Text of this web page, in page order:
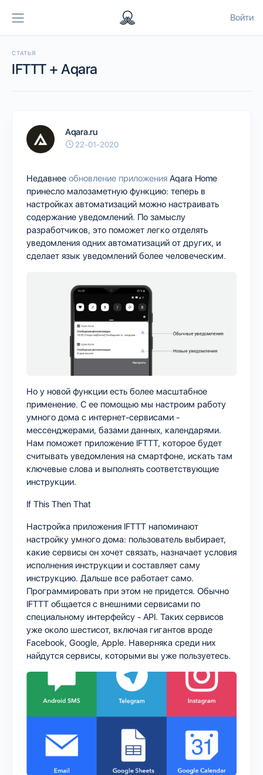
Войти
СТАТЬЯ
IFTTT + Aqara
Aqara.ru
22-01-2020
Недавнее обновление приложения Aqara Home
принесло малозаметную функцию: теперь в
настройках автоматизаций можно настраивать
содержание уведомлений. По замыслу
разработчиков, это поможет легко отделять
уведомления одних автоматизаций от других, и
сделает язык уведомлений более человеческим.
Но у новой функции есть более масштабное
применение. С ее помощью мы настроим работу
умного дома с интернет-сервисами -
мессенджерами, базами данных, календарями.
Нам поможет приложение IFTTT, которое будет
считывать уведомления на смартфоне, искать там
ключевые слова и выполнять соответствующие
инструкции.
If This Then That
Настройка приложения IFTTT напоминают
настройку умного дома: пользователь выбирает,
какие сервисы он хочет связать, назначает условия
исполнения инструкции и составляет саму
инструкцию. Дальше все работает само.
Программировать при этом не придется. Обычно
IFTTT общается с внешними сервисами по
специальному интерфейсу - API. Таких сервисов
уже около шестисот, включая гигантов вроде
Facebook, Google, Apple. Наверняка среди них
найдутся сервисы, которыми вы уже пользуетесь.